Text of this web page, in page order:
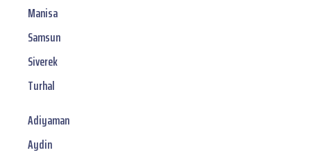
Manisa
Samsun
Siverek
Turhal
Adiyaman
Aydin